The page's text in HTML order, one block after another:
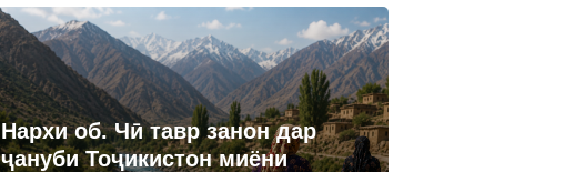
Нархи об. Чӣ тавр занон дар
ҷануби Тоҷикистон миёни